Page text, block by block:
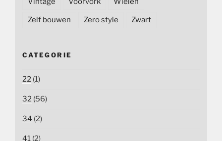
Zelf bouwen Zero style Zwart
CATEGORIE
22 (1)
32 (56)
34 (2)
41 (2)